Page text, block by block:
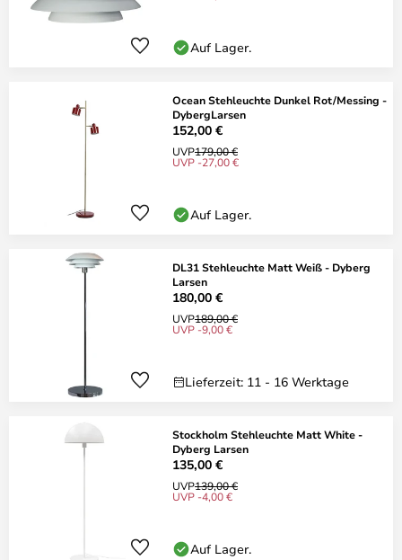
Auf Lager.
Ocean Stehleuchte Dunkel Rot/Messing -
DybergLarsen
152,00 €
UVP179,00 €
UVP -27,00 €
Auf Lager.
DL31 Stehleuchte Matt Weiß - Dyberg
Larsen
180,00 €
UVP189,00 €
UVP -9,00 €
Lieferzeit: 11 - 16 Werktage
Stockholm Stehleuchte Matt White -
Dyberg Larsen
135,00 €
UVP139,00 €
UVP -4,00 €
Auf Lager.